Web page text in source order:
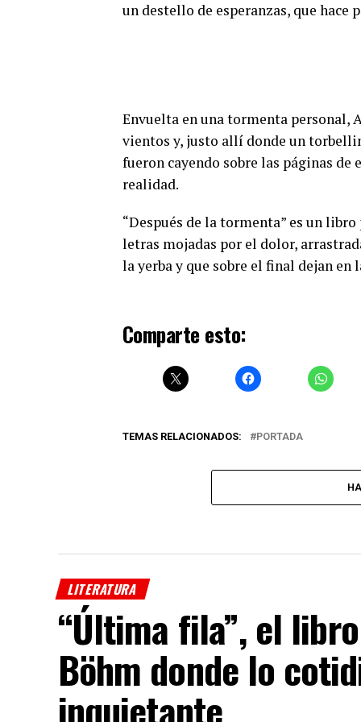
un destello de esperanzas, que hace
Envuelta en una tormenta personal,
vientos y, justo allí donde un
fueron cayendo sobre las páginas de
realidad.
“Después de la tormenta” es un
letras mojadas por el dolor,
la yerba y que sobre el final dejan en
Comparte esto:
TEMAS RELACIONADOS: PORTADA
LITERATURA
“Última fila”, el
Böhm donde lo
inquietante